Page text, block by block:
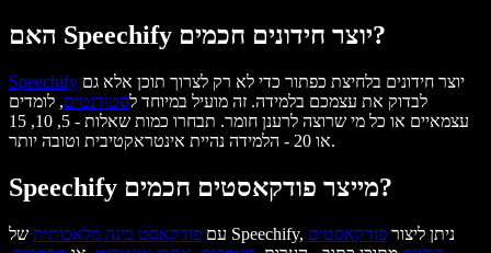
האם Speechify יוצר חידונים חכמים?
Speechify
לבדוק את עצמכם בלמידה. זה מועיל במיוחד לסטודנטים, לומדים
עצמאיים או כל מי שרוצה לרענן חומר. תבחרו כמות שאלות - 5, 10, 15
או 20 - הלמידה נהיית אינטראקטיבית וטובה יותר.
Speechify מייצר פודקאסטים חכמים?
עם פודקאסט בינה מלאכותית של Speechify, ניתן ליצור פודקאסטים